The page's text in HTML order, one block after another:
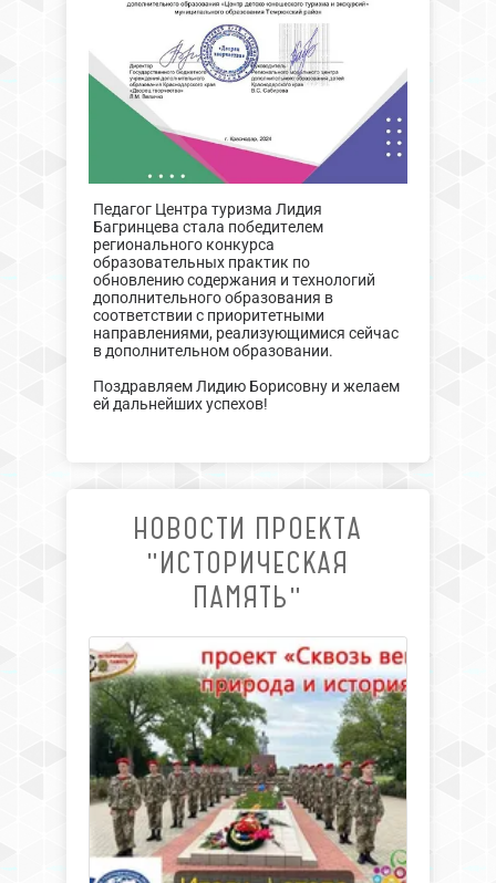
Педагог Центра туризма Лидия
Багринцева стала победителем
регионального конкурса
образовательных практик по
обновлению содержания и технологий
дополнительного образования в
соответствии с приоритетными
направлениями, реализующимися сейчас
в дополнительном образовании.
Поздравляем Лидию Борисовну и желаем
ей дальнейших успехов!
НОВОСТИ ПРОЕКТА
"ИСТОРИЧЕСКАЯ
ПАМЯТЬ"